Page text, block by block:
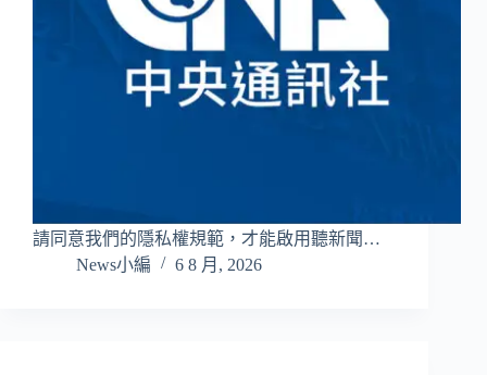
請同意我們的隱私權規範，才能啟用聽新聞…
News小編
6 8 月, 2026